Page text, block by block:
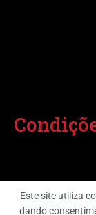
Este site utiliza
dando